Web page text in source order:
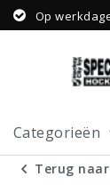
Op
Categorieën
Terug